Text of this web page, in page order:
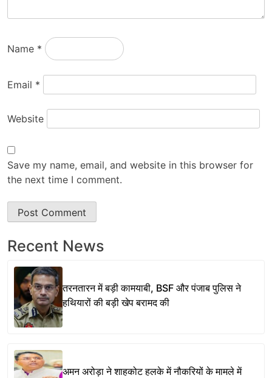
Name *
Email *
Website
Save my name, email, and website in this browser for
the next time I comment.
Recent News
तरनतारन में बड़ी कामयाबी, BSF और पंजाब पुलिस ने
हथियारों की बड़ी खेप बरामद की
अमन अरोड़ा ने शाहकोट हलके में नौकरियों के मामले में